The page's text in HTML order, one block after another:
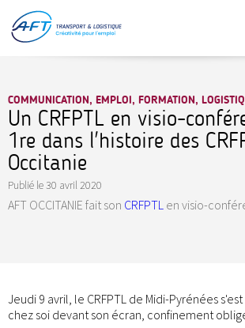
contenu
principal
COMMUNICATION, EMPLOI, FORMATION,
Un CRFPTL en visio-
1re dans l'histoire des
Occitanie
Publié le30 avril 2020
AFT OCCITANIE fait son CRFPTL en visio-
Jeudi 9 avril, le CRFPTL de Midi-Pyrénées
chez soi devant son écran, confinement